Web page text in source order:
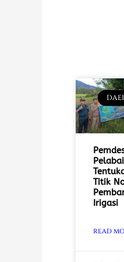
Pelabai
Titik
Irigasi
READ